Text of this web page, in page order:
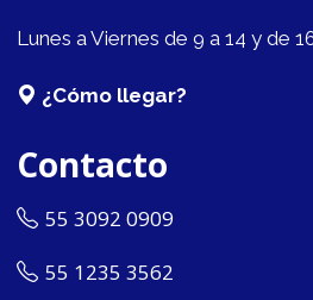
Lunes a Viernes de 9 a 14 y de
¿Cómo llegar?
Contacto
55 3092 0909
55 1235 3562